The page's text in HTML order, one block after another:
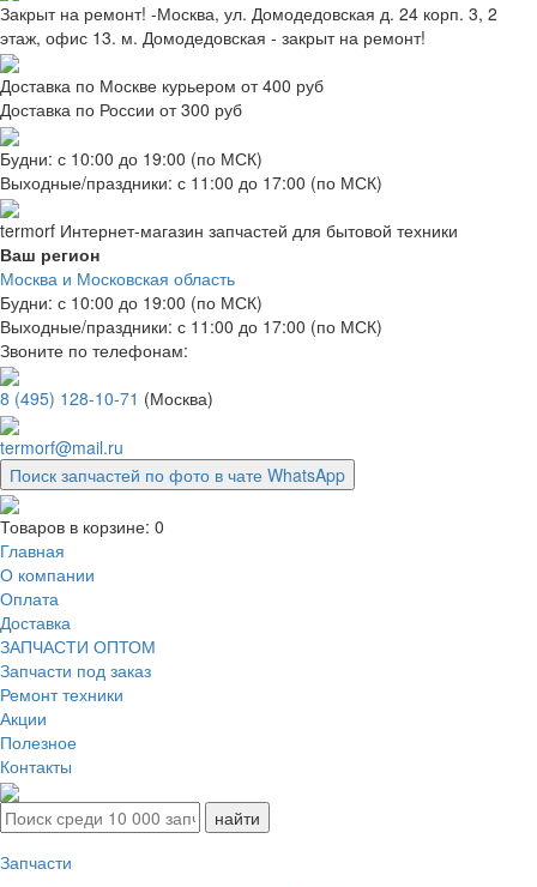
Закрыт на ремонт! -Москва, ул. Домодедовская д. 24 корп. 3, 2
этаж, офис 13. м. Домодедовская - закрыт на ремонт!
Доставка по Москве курьером от 400 руб
Доставка по России от 300 руб
Будни: с 10:00 до 19:00 (по МСК)
Выходные/праздники: с 11:00 до 17:00 (по МСК)
termorf Интернет-магазин запчастей для бытовой техники
Ваш регион
Москва и Московская область
Будни: с 10:00 до 19:00 (по МСК)
Выходные/праздники: с 11:00 до 17:00 (по МСК)
Звоните по телефонам:
8 (495) 128-10-71 (Москва)
termorf@mail.ru
Поиск запчастей по фото в чате WhatsApp
Товаров в корзине: 0
Главная
О компании
Оплата
Доставка
ЗАПЧАСТИ ОПТОМ
Запчасти под заказ
Ремонт техники
Акции
Полезное
Контакты
Запчасти